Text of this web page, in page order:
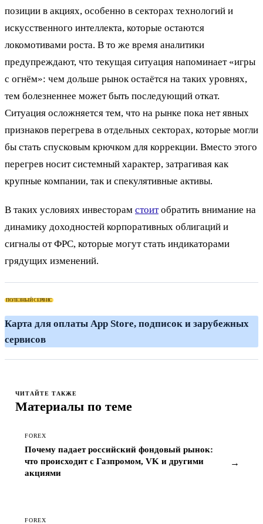
позиции в акциях, особенно в секторах технологий и
искусственного интеллекта, которые остаются
локомотивами роста. В то же время аналитики
предупреждают, что текущая ситуация напоминает «игры
с огнём»: чем дольше рынок остаётся на таких уровнях,
тем болезненнее может быть последующий откат.
Ситуация осложняется тем, что на рынке пока нет явных
признаков перегрева в отдельных секторах, которые могли
бы стать спусковым крючком для коррекции. Вместо этого
перегрев носит системный характер, затрагивая как
крупные компании, так и спекулятивные активы.
В таких условиях инвесторам стоитобратить внимание на
динамику доходностей корпоративных облигаций и
сигналы от ФРС, которые могут стать индикаторами
грядущих изменений.
ПОЛЕЗНЫЙ СЕРВИС
Ка
Материалы по теме
Почему падает российский фондовый рынок:
что происходит с Газпромом, VK и другими
акциями
Бигтехи в шоке: куда бежит $400 млрд за 20